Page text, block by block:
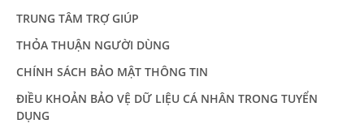
TRUNG TÂM TRỢ GIÚP
THỎA THUẬN NGƯỜI DÙNG
CHÍNH SÁCH BẢO MẬT THÔNG TIN
ĐIỀU KHOẢN BẢO VỆ DỮ LIỆU CÁ NHÂN TRONG TUYỂN
DỤNG